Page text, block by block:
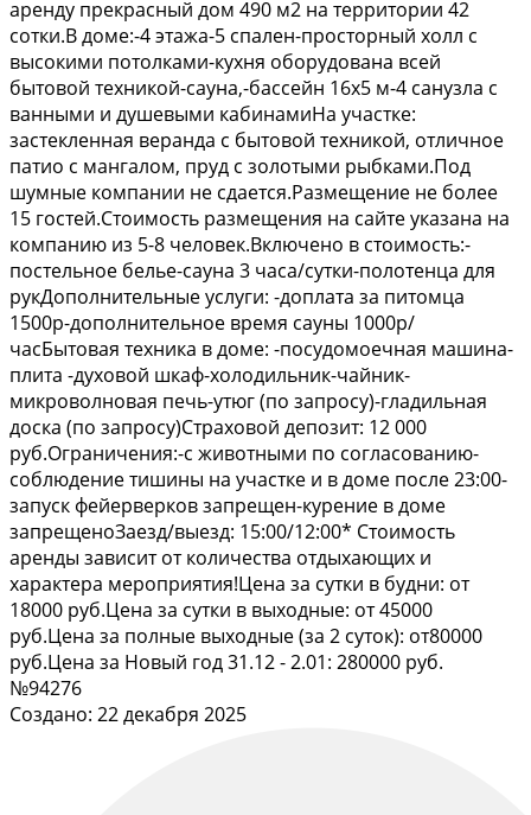
аренду прекрасный дом 490 м2 на территории 42
сотки.В доме:-4 этажа-5 спален-просторный холл с
высокими потолками-кухня оборудована всей
бытовой техникой-сауна,-бассейн 16х5 м-4 санузла с
ванными и душевыми кабинамиНа участке:
застекленная веранда с бытовой техникой, отличное
патио с мангалом, пруд с золотыми рыбками.Под
шумные компании не сдается.Размещение не более
15 гостей.Стоимость размещения на сайте указана на
компанию из 5-8 человек.Включено в стоимость:-
постельное белье-сауна 3 часа/сутки-полотенца для
рукДополнительные услуги: -доплата за питомца
1500р-дополнительное время сауны 1000р/
часБытовая техника в доме: -посудомоечная машина-
плита -духовой шкаф-холодильник-чайник-
микроволновая печь-утюг (по запросу)-гладильная
доска (по запросу)Страховой депозит: 12 000
руб.Ограничения:-с животными по согласованию-
соблюдение тишины на участке и в доме после 23:00-
запуск фейерверков запрещен-курение в доме
запрещеноЗаезд/выезд: 15:00/12:00* Стоимость
аренды зависит от количества отдыхающих и
характера мероприятия!Цена за сутки в будни: от
18000 руб.Цена за сутки в выходные: от 45000
руб.Цена за полные выходные (за 2 суток): от80000
руб.Цена за Новый год 31.12 - 2.01: 280000 руб.
№94276
Создано: 22 декабря 2025